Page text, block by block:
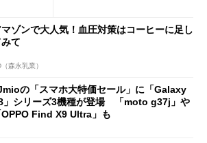
マゾンで大人気！血圧対策はコーヒーに足し
て
森永乳業）
の「スマホ大特価セール」に「Galaxy
」シリーズ3機種が登場 「moto g37j」や
OPPO Find X9 Ultra」も